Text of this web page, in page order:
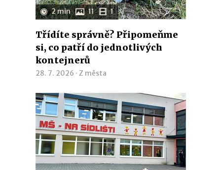
2 min 11 1
Třídíte správně? Připomeňme
si, co patří do jednotlivých
kontejnerů
28. 7. 2026 · Z města